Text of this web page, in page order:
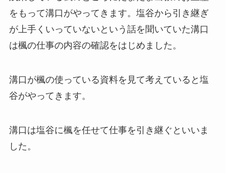
をもって溝口がやってきます。塩谷から引き継ぎ
が上手くいっていないという話を聞いていた溝口
は楓の仕事の内容の確認をはじめました。
溝口が楓の使っている資料を見て考えていると塩
谷がやってきます。
溝口は塩谷に楓を任せて仕事を引き継ぐといいま
した。